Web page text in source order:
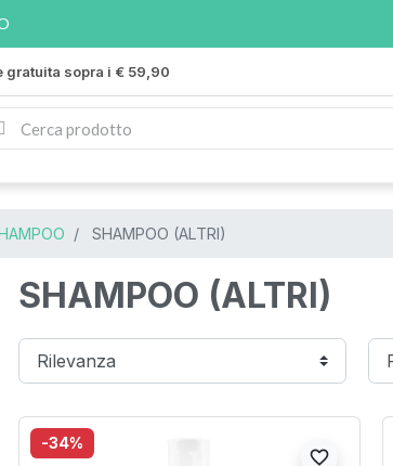
gratuita sopra i € 59,90
SHAMPOO (ALTRI)
SHAMPOO (ALTRI)
-34%
favorite_border